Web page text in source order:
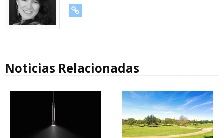
Noticias Relacionadas